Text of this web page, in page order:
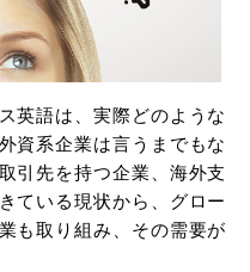
英語は、実際どのような
資系企業は言うまでもな
引先を持つ企業、海外支
ている現状から、グロー
も取り組み、その需要が